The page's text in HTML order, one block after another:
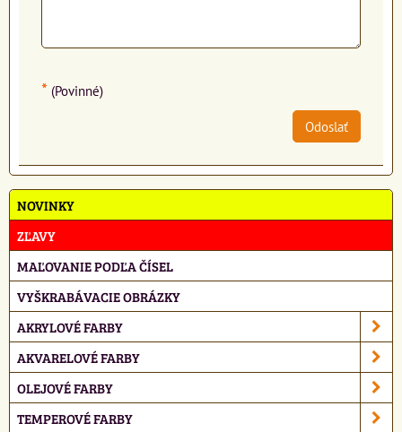
* (Povinné)
Odoslať
NOVINKY
ZĽAVY
MAĽOVANIE PODĽA ČÍSEL
VYŠKRABÁVACIE OBRÁZKY
AKRYLOVÉ FARBY
AKVARELOVÉ FARBY
OLEJOVÉ FARBY
TEMPEROVÉ FARBY